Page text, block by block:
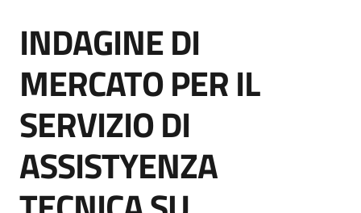
e
strumenti
acquisto
Supporto
Salta al contenuto
INDAGINE DI
MERCATO PER IL
SERVIZIO DI
ASSISTYENZA